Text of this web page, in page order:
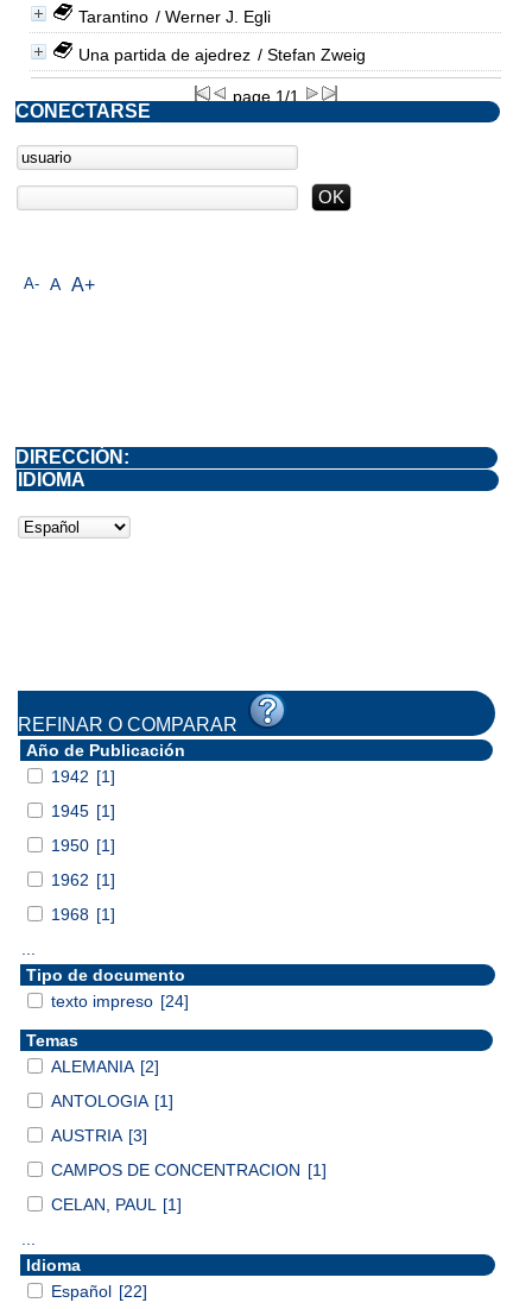
Tarantino / Werner J. Egli
Una partida de ajedrez / Stefan Zweig
page 1/1
A- A A+
CONECTARSE
DIRECCIÓN:
IDIOMA
REFINAR O COMPARAR
Año de Publicación
1942 [1]
1945 [1]
1950 [1]
1962 [1]
1968 [1]
Tipo de documento
texto impreso [24]
Temas
ALEMANIA [2]
ANTOLOGIA [1]
AUSTRIA [3]
CAMPOS DE CONCENTRACION [1]
CELAN, PAUL
[1]
Idioma
Español [22]